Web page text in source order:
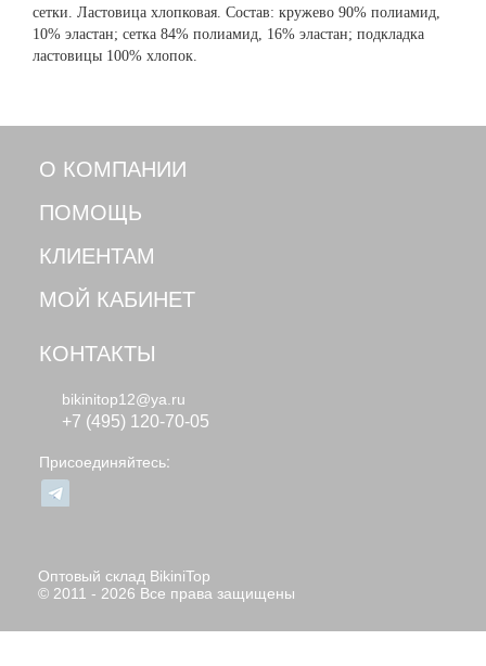
сетки. Ластовица хлопковая. Состав: кружево 90% полиамид,
10% эластан; сетка 84% полиамид, 16% эластан; подкладка
ластовицы 100% хлопок.
О КОМПАНИИ
ПОМОЩЬ
КЛИЕНТАМ
МОЙ КАБИНЕТ
КОНТАКТЫ
bikinitop12@ya.ru
+7 (495) 120-70-05
Присоединяйтесь:
Оптовый склад BikiniTop
© 2011 - 2026 Все права защищены